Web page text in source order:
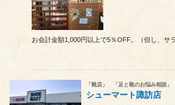
お会計金額1,000円以上で5％OFF。（但し、サ
「靴店」 「足と靴のお悩み相談」
シューマート諏訪店